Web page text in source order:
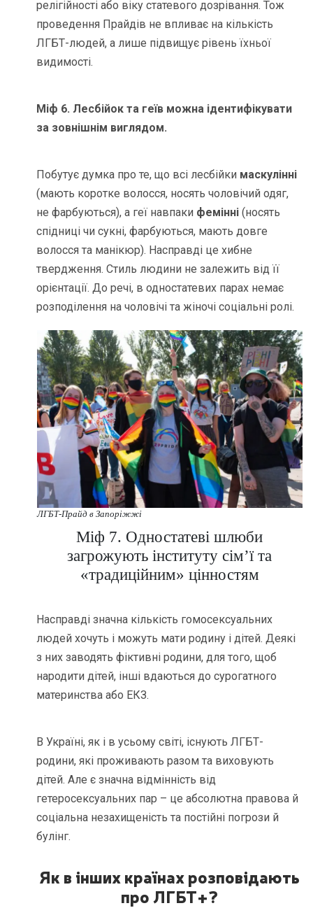
релігійності або віку статевого дозрівання. Тож
проведення Прайдів не впливає на кількість
ЛГБТ-людей, а лише підвищує рівень їхньої
видимості.
Міф 6. Лесбійок та геїв можна ідентифікувати
за зовнішнім виглядом.
Побутує думка про те, що всі лесбійки маскулінні
(мають коротке волосся, носять чоловічий одяг,
не фарбуються), а геї навпаки фемінні (носять
спідниці чи сукні, фарбуються, мають довге
волосся та манікюр). Насправді це хибне
твердження. Стиль людини не залежить від її
орієнтації. До речі, в одностатевих парах немає
розподілення на чоловічі та жіночі соціальні ролі.
ЛГБТ-Прайд в Запоріжжі
Міф 7. Одностатеві шлюби
загрожують інституту сім’ї та
«традиційним» цінностям
Насправді значна кількість гомосексуальних
людей хочуть і можуть мати родину і дітей. Деякі
з них заводять фіктивні родини, для того, щоб
народити дітей, інші вдаються до сурогатного
материнства або ЕКЗ.
В Україні, як і в усьому світі, існують ЛГБТ-
родини, які проживають разом та виховують
дітей. Але є значна відмінність від
гетеросексуальних пар – це абсолютна правова й
соціальна незахищеність та постійні погрози й
булінг.
Як в інших країнах розповідають
про ЛГБТ+?